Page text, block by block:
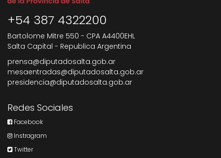
+54 387 4322200
Bartolome Mitre 550 - CPA A4400EHL
Salta Capital - Republica Argentina
prensa@diputadosalta.gob.ar
mesaentradas@diputadosalta.gob.ar
presidencia@diputadosalta.gob.ar
Redes Sociales
Facebook
Instragram
Twitter